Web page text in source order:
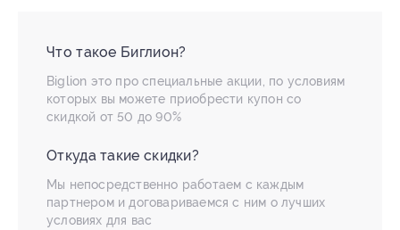
Что такое Биглион?
Biglion это про специальные акции, по условиям
которых вы можете приобрести купон со
скидкой от 50 до 90%
Откуда такие скидки?
Мы непосредственно работаем с каждым
партнером и договариваемся с ним о лучших
условиях для вас